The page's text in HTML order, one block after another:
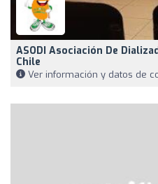
ASODI Asociación De
Chile
Ver información y datos de